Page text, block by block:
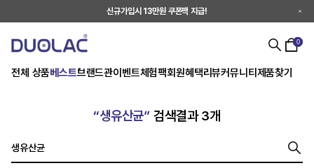
신규가입시 13만원 쿠폰팩 지급!
전체 상품베스트브랜드관이벤트체험팩회원혜택리뷰커뮤니티 제품찾기
0
“생유산균” 검색결과 3개